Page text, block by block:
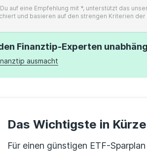
auf eine Empfehlung mit *, unterstützt das
und basieren auf den strengen Kriterien
Finanztip-Experten
ausmacht
Das Wichtigste in Kürze
Für einen günstigen ETF-